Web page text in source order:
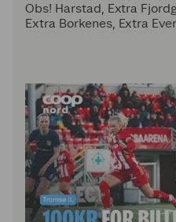
Obs! Harstad, Extra
Extra Borkenes, Extra